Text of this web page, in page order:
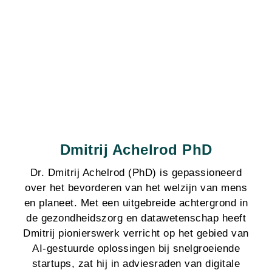
Dmitrij Achelrod PhD
Dr. Dmitrij Achelrod (PhD) is gepassioneerd
over het bevorderen van het welzijn van mens
en planeet. Met een uitgebreide achtergrond in
de gezondheidszorg en datawetenschap heeft
Dmitrij pionierswerk verricht op het gebied van
AI-gestuurde oplossingen bij snelgroeiende
startups, zat hij in adviesraden van digitale